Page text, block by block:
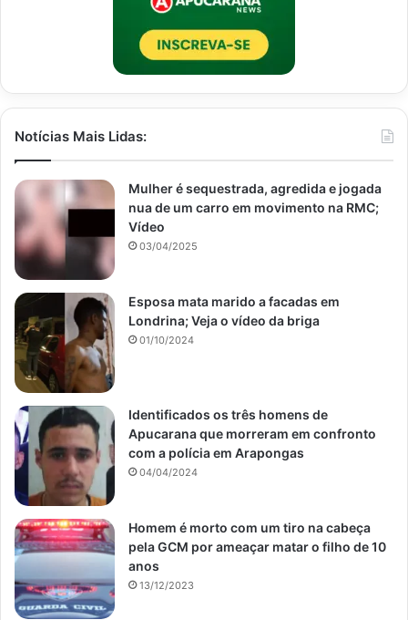
Notícias Mais Lidas:
Mulher é sequestrada, agredida e jogada
nua de um carro em movimento na RMC;
Vídeo
03/04/2025
Esposa mata marido a facadas em
Londrina; Veja o vídeo da briga
01/10/2024
Identificados os três homens de
Apucarana que morreram em confronto
com a polícia em Arapongas
04/04/2024
Homem é morto com um tiro na cabeça
pela GCM por ameaçar matar o filho de 10
anos
13/12/2023